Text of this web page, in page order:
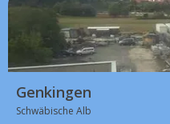
Genkingen
Schwäbische Alb